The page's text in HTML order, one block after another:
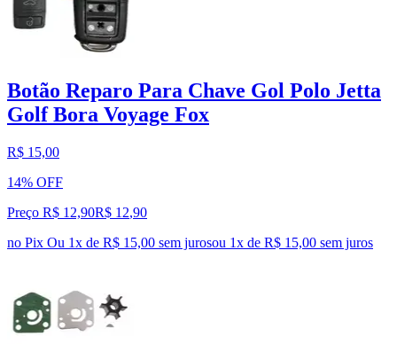
Botão Reparo Para Chave Gol Polo Jetta
Golf Bora Voyage Fox
R$ 15,00
14% OFF
Preço R$ 12,90R$ 12,90
no Pix Ou 1x de R$ 15,00 sem jurosou 1x de R$ 15,00 sem juros